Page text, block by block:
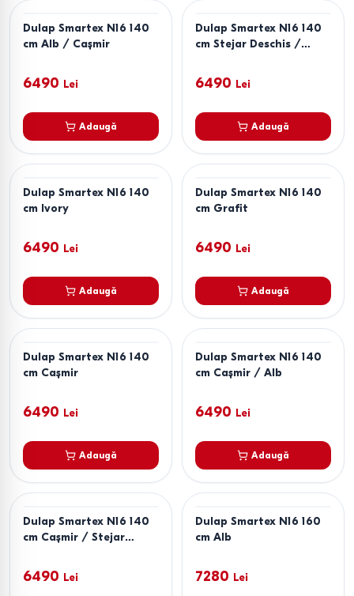
Dulap Smartex N16 140
cm Alb / Cașmir
6490 Lei
Adaugă
Dulap Smartex N16 140
cm Stejar Deschis /
6490 Lei
Adaugă
Dulap Smartex N16 140
cm Ivory
6490 Lei
Adaugă
Dulap Smartex N16 140
cm Grafit
6490 Lei
Adaugă
Dulap Smartex N16 140
cm Cașmir
6490 Lei
Adaugă
Dulap Smartex N16 140
cm Cașmir / Alb
6490 Lei
Adaugă
Dulap Smartex N16 140
cm Cașmir / Stejar
6490 Lei
Dulap Smartex N16 160
cm Alb
7280 Lei